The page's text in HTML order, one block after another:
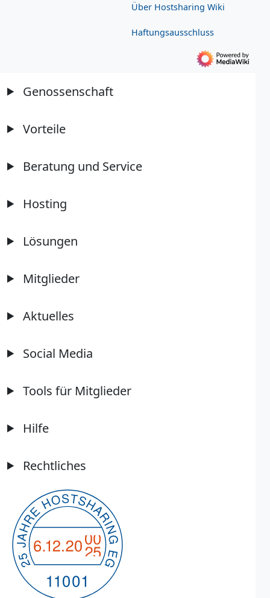
Über Hostsharing Wiki
Haftungsausschluss
Genossenschaft
Vorteile
Beratung und Service
Hosting
Lösungen
Mitglieder
Aktuelles
Social Media
Tools für Mitglieder
Hilfe
Rechtliches